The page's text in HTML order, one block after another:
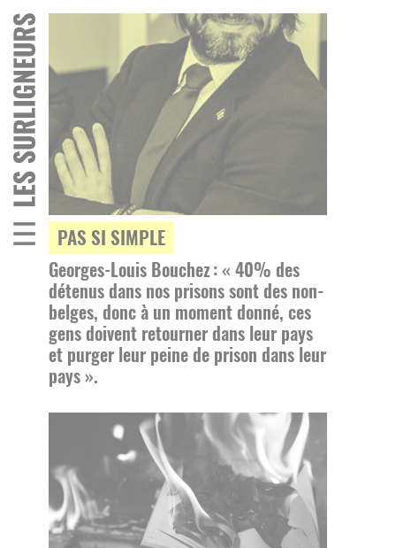
PAS SI SIMPLE
Georges-Louis Bouchez : « 40% des
détenus dans nos prisons sont des non-
belges, donc à un moment donné, ces
gens doivent retourner dans leur pays
et purger leur peine de prison dans leur
pays ».